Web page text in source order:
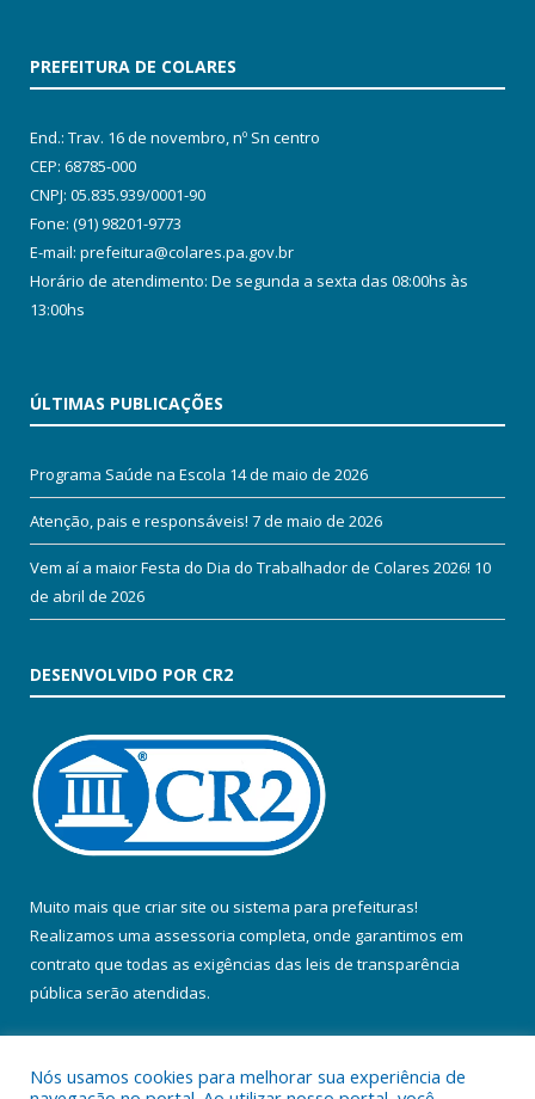
PREFEITURA DE COLARES
End.: Trav. 16 de novembro, nº Sn centro
CEP: 68785-000
CNPJ: 05.835.939/0001-90
Fone: (91) 98201-9773
E-mail: prefeitura@colares.pa.gov.br
Horário de atendimento: De segunda a sexta das 08:00hs às
13:00hs
ÚLTIMAS PUBLICAÇÕES
Programa Saúde na Escola 14 de maio de 2026
Atenção, pais e responsáveis! 7 de maio de 2026
Vem aí a maior Festa do Dia do Trabalhador de Colares 2026! 10
de abril de 2026
DESENVOLVIDO POR CR2
Muito mais que criar site ou sistema para prefeituras!
Realizamos uma assessoria completa, onde garantimos em
contrato que todas as exigências das leis de transparência
pública serão atendidas.
Nós usamos cookies para melhorar sua experiência de